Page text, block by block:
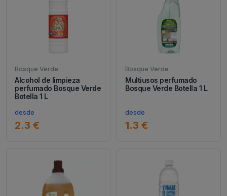
Bosque Verde
Alcohol de limpieza
perfumado Bosque Verde
Botella 1 L
desde
2.3 €
Bosque Verde
Multiusos perfumado
Bosque Verde Botella 1 L
desde
1.3 €